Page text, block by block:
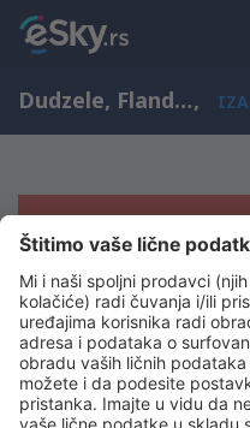
Dudzele, Flanders, Belgija,
Žao nam je, ne
rezultate
Pokušajte još jednom kad